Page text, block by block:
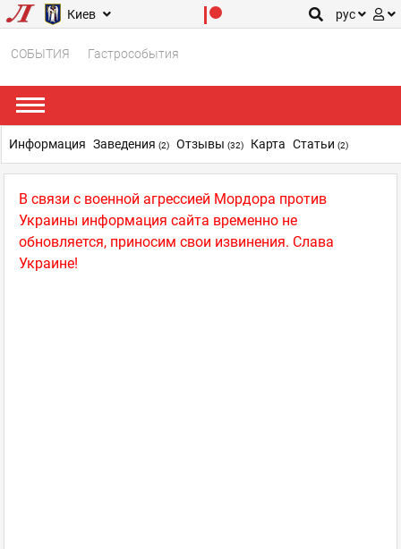
Киев рус
СОБЫТИЯ Гастрособытия
В связи с военной агрессией Мордора против
Украины информация сайта временно не
обновляется, приносим свои извинения. Слава
Украине!
Информация Заведения (2) Отзывы (32) Карта Статьи (2)